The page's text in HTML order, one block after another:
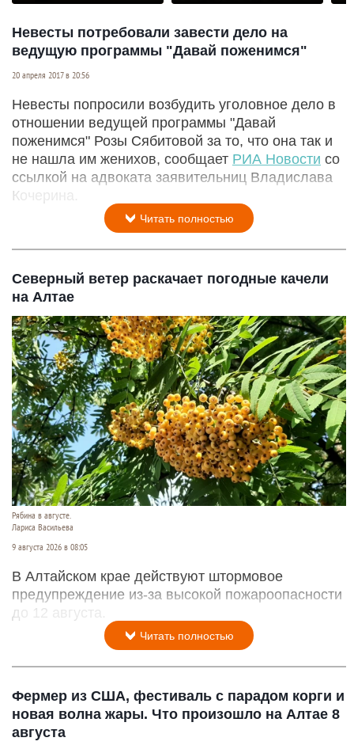
Невесты потребовали завести дело на
ведущую программы "Давай поженимся"
20 апреля 2017 в 20:56
Невесты попросили возбудить уголовное дело в
отношении ведущей программы "Давай
поженимся" Розы Сябитовой за то, что она так и
не нашла им женихов, сообщает РИА Новости со
ссылкой на адвоката заявительниц Владислава
Кочерина.
Читать полностью
Северный ветер раскачает погодные качели
на Алтае
Рябина в августе.
Лариса Васильева
9 августа 2026 в 08:05
В Алтайском крае действуют штормовое
предупреждение из-за высокой пожароопасности
до 12 августа.
Читать полностью
Фермер из США, фестиваль с парадом корги и
новая волна жары. Что произошло на Алтае 8
августа